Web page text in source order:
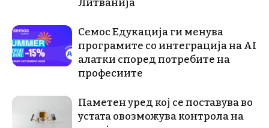
Литванија
Семос Едукација ги менува
програмите со интеграција на AI
алатки според потребите на
професиите
Паметен уред кој се поставува во
устата овозможува контрола на